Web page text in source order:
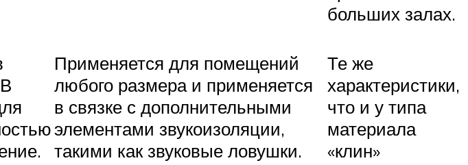
больших залах.
Применяется для помещений
любого размера и применяется
в связке с дополнительными
элементами звукоизоляции,
такими как звуковые ловушки.
Те же
характеристики,
что и у типа
материала
«клин»